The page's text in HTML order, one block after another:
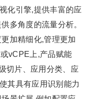
化引擎,提供丰富的应
多角度的流量分析。
加精细化,管理更加
vCPE上,产品赋能
切片、应用分类、应
其具有应用识别能力